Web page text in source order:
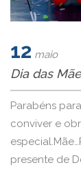
12 maio
Dia das
Parabéns
conviver e
presente de